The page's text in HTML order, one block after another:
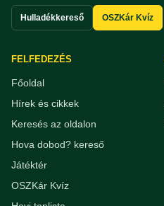
Hulladékkereső OSZKár Kvíz
FELFEDEZÉS
Főoldal
Hírek és cikkek
Keresés az oldalon
Hova dobod? kereső
Játéktér
OSZKár Kvíz